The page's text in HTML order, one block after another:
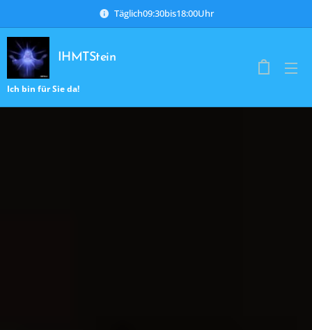
Täglich09:30bis18:00Uhr
IHMTStein
Ich bin für Sie da!